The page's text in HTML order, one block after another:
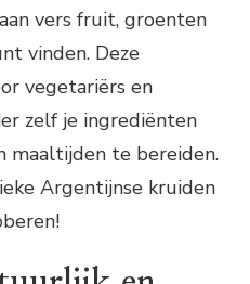
vers fruit, groenten
vinden. Deze
vegetariërs en
zelf je ingrediënten
maaltijden te bereiden.
Argentijnse kruiden